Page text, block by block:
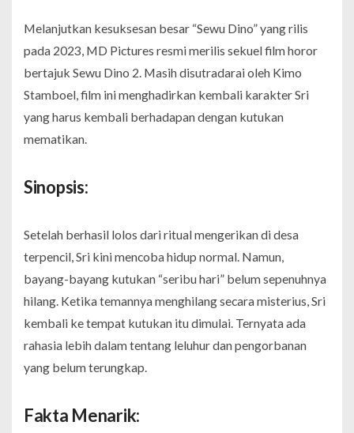
Melanjutkan kesuksesan besar “Sewu Dino” yang rilis
pada 2023, MD Pictures resmi merilis sekuel film horor
bertajuk Sewu Dino 2. Masih disutradarai oleh Kimo
Stamboel, film ini menghadirkan kembali karakter Sri
yang harus kembali berhadapan dengan kutukan
mematikan.
Sinopsis:
Setelah berhasil lolos dari ritual mengerikan di desa
terpencil, Sri kini mencoba hidup normal. Namun,
bayang-bayang kutukan “seribu hari” belum sepenuhnya
hilang. Ketika temannya menghilang secara misterius, Sri
kembali ke tempat kutukan itu dimulai. Ternyata ada
rahasia lebih dalam tentang leluhur dan pengorbanan
yang belum terungkap.
Fakta Menarik: